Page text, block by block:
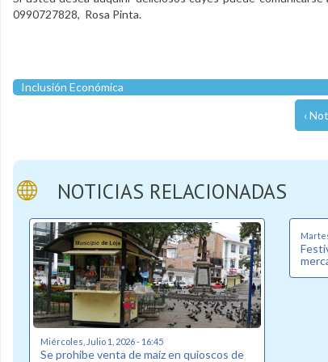
0990727828, Rosa Pinta.
Inclusión Económica
‹
NOTICIAS RELACIONADAS
Miércoles, Julio 1, 2026 - 16:45
Se prohibe venta de maíz en quioscos de